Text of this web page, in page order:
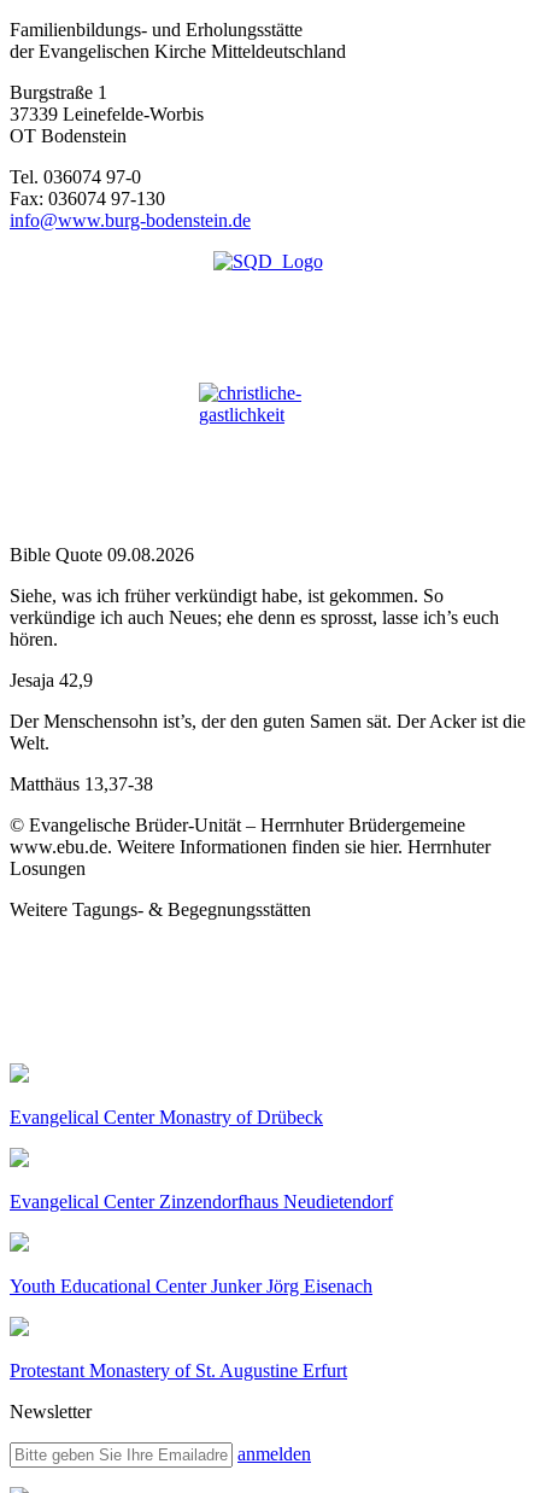
Familienbildungs- und Erholungsstätte
der Evangelischen Kirche Mitteldeutschland
Burgstraße 1
37339 Leinefelde-Worbis
OT Bodenstein
Tel. 036074 97-0
Fax: 036074 97-130
info@www.burg-bodenstein.de
Bible Quote 09.08.2026
Siehe, was ich früher verkündigt habe, ist gekommen. So
verkündige ich auch Neues; ehe denn es sprosst, lasse ich’s euch
hören.
Jesaja 42,9
Der Menschensohn ist’s, der den guten Samen sät. Der Acker ist die
Welt.
Matthäus 13,37-38
© Evangelische Brüder-Unität – Herrnhuter Brüdergemeine
www.ebu.de. Weitere Informationen finden sie hier. Herrnhuter
Losungen
Weitere Tagungs- & Begegnungsstätten
Evangelical Center Monastry of Drübeck
Evangelical Center Zinzendorfhaus Neudietendorf
Youth Educational Center Junker Jörg Eisenach
Protestant Monastery of St. Augustine Erfurt
Newsletter
anmelden